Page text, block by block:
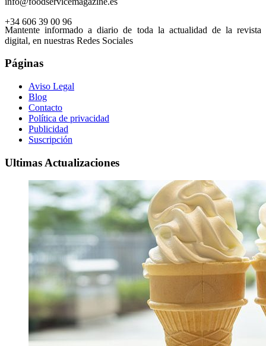
+34 606 39 00 96
Mantente informado a diario de toda la actualidad de la revista
digital, en nuestras Redes Sociales
Páginas
Aviso Legal
Blog
Contacto
Política de privacidad
Publicidad
Suscripción
Ultimas Actualizaciones